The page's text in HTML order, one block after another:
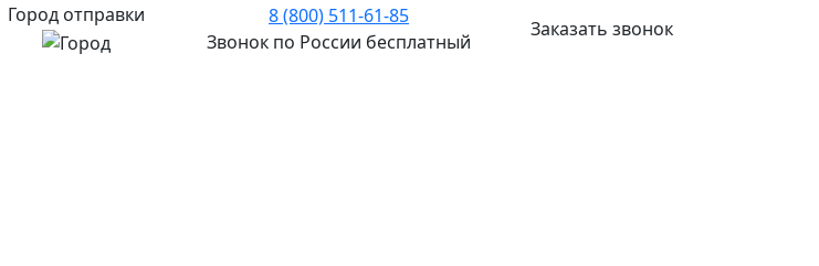
Город отправки
8 (800) 511-61-85
Звонок по России бесплатный
Заказать звонок